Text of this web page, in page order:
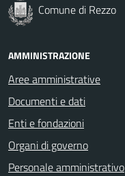
Comune di Rezzo
AMMINISTRAZIONE
Aree amministrative
Documenti e dati
Enti e fondazioni
Organi di governo
Personale amministrativo